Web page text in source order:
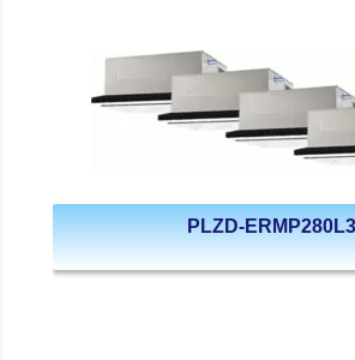
PLZD-ERMP280L3